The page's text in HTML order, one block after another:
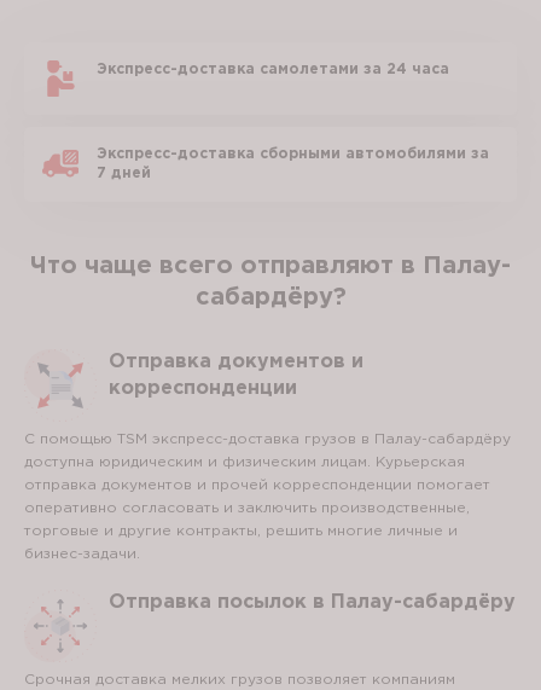
Экспресс-доставка самолетами за 24 часа
Экспресс-доставка сборными автомобилями за
7 дней
Что чаще всего отправляют в Палау-
сабардёру?
Отправка документов и
корреспонденции
С помощью TSM экспресс-доставка грузов в Палау-сабардёру
доступна юридическим и физическим лицам. Курьерская
отправка документов и прочей корреспонденции помогает
оперативно согласовать и заключить производственные,
торговые и другие контракты, решить многие личные и
бизнес-задачи.
Отправка посылок в Палау-сабардёру
Срочная доставка мелких грузов позволяет компаниям